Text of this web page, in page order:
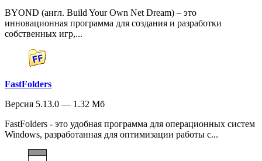
BYOND (англ. Build Your Own Net Dream) – это
инновационная программа для создания и разработки
собственных игр,...
FastFolders
Версия 5.13.0 — 1.32 Мб
FastFolders - это удобная программа для операционных систем
Windows, разработанная для оптимизации работы с...